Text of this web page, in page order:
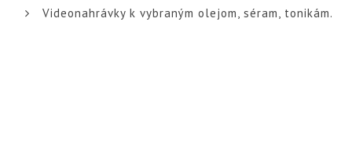
Videonahrávky k vybraným olejom, séram, tonikám.